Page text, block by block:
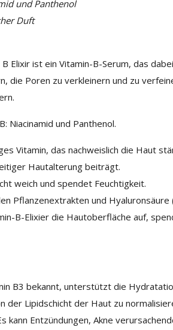
und Panthenol
Duft
Elixir ist ein Vitamin-B-Serum, das
die Poren zu verkleinern und zu
Niacinamid und Panthenol.
Vitamin, das nachweislich die Haut
Hautalterung beiträgt.
weich und spendet Feuchtigkeit.
Pflanzenextrakten und
B-Elixier die Hautoberfläche auf,
B3 bekannt, unterstützt die
der Lipidschicht der Haut zu
kann Entzündungen, Akne